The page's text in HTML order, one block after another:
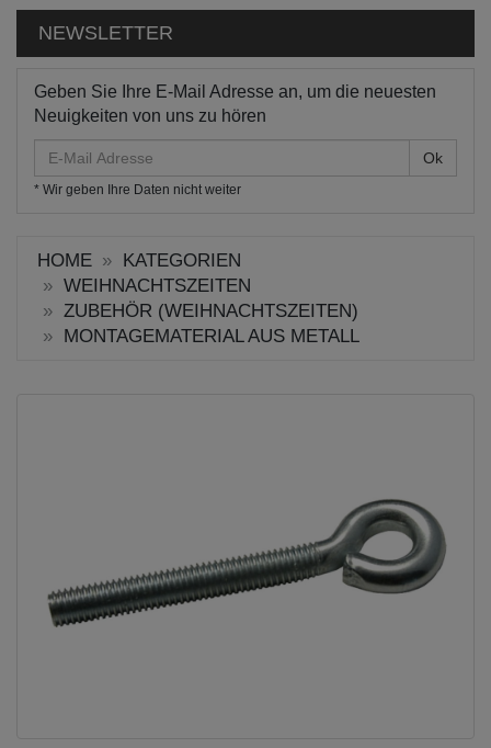
NEWSLETTER
Geben Sie Ihre E-Mail Adresse an, um die neuesten
Neuigkeiten von uns zu hören
Mail
Adresse
* Wir geben Ihre Daten nicht weiter
HOME
KATEGORIEN
WEIHNACHTSZEITEN
ZUBEHÖR (WEIHNACHTSZEITEN)
MONTAGEMATERIAL AUS METALL